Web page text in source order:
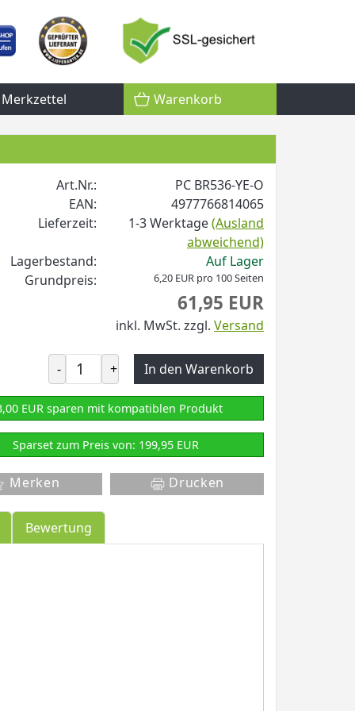
Warenkorb
Art.Nr.:
PC BR536-YE-O
EAN:
4977766814065
Lieferzeit:
1-3 Werktage(Ausland
abweichend)
Lagerbestand:
Auf Lager
Grundpreis:
6,20 EUR pro 100 Seiten
61,95 EUR
inkl. MwSt. zzgl. Versand
- + In den Warenkorb
EUR sparen mit kompatiblen Produkt
Sparset zum Preis von: 199,95 EUR
Merken Drucken
Bewertung